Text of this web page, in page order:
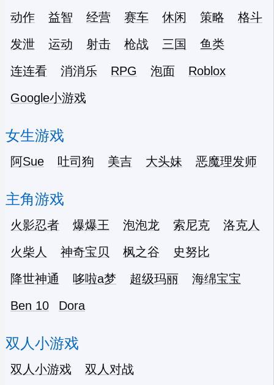
动作 益智 经营 赛车 休闲 策略
格斗
发泄
运动 射击 枪战 三国
鱼类
连连看
消消乐 RPG 泡面
Roblox
Google小游戏
女生游戏
阿Sue 吐司狗 美吉 大头妹 恶魔理发师
主角游戏
火影忍者 爆爆王 泡泡龙 索尼克
洛克人
火柴人
神奇宝贝 枫之谷
史努比
降世神通
哆啦a梦 超级玛丽
海绵宝宝
Ben 10
Dora
双人小游戏
双人小游戏 双人对战